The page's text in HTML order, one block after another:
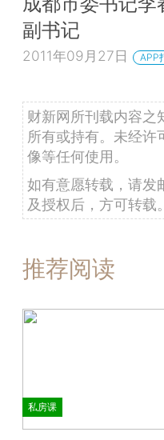
副书记
2011年09月27日 APP
财新网所刊载内容之
所有或持有。未经许
像等任何使用。
如有意愿转载，请发
及授权后，方可转载。
推荐阅读
私房课